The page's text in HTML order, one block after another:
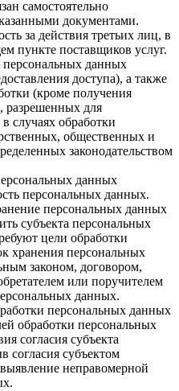
самостоятельно
документами.
за действия третьих лиц, в
пункте поставщиков услуг.
персональных данных
доступа), а также
(кроме получения
разрешенных для
случаях обработки
общественных и
законодательством
данных
персональных данных.
персональных данных
субъекта персональных
цели обработки
хранения персональных
законом, договором,
или поручителем
данных.
персональных данных
обработки персональных
согласия субъекта
согласия субъектом
неправомерной